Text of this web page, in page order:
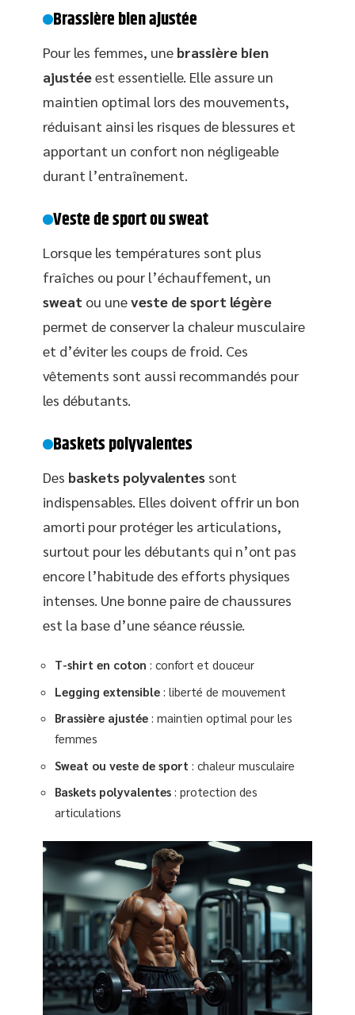
Brassière bien ajustée
Pour les femmes, une brassière bien
ajustéeest essentielle. Elle assure un
maintien optimal lors des mouvements,
réduisant ainsi les risques de blessures et
apportant un confort non négligeable
durant l’entraînement.
Veste de sport ou sweat
Lorsque les températures sont plus
fraîches ou pour l’échauffement, un
sweat ou uneveste de sport légère
permet de conserver la chaleur musculaire
et d’éviter les coups de froid. Ces
vêtements sont aussi recommandés pour
les débutants.
Baskets polyvalentes
Des baskets polyvalentes sont
indispensables. Elles doivent offrir un bon
amorti pour protéger les articulations,
surtout pour les débutants qui n’ont pas
encore l’habitude des efforts physiques
intenses. Une bonne paire de chaussures
est la base d’une séance réussie.
T-shirt en coton : confort et douceur
Legging extensible : liberté de mouvement
Brassière ajustée : maintien optimal pour les
femmes
Sweat ou veste de sport : chaleur musculaire
Baskets polyvalentes : protection des
articulations